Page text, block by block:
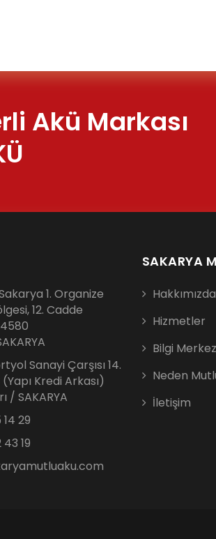
Akü Markası
1. Organize
12. Cadde
Sanayi Çarşısı 14.
(Yapı Kredi Arkası)
/ SAKARYA
29
19
SAKARYA
Hakkımızda
Hizmetler
Bilgi
Neden
İletişim